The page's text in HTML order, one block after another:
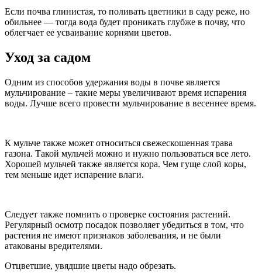
Если почва глинистая, то поливать цветники в саду реже, но
обильнее — тогда вода будет проникать глубже в почву, что
облегчает ее усваивание корнями цветов.
Уход за садом
Одним из способов удержания воды в почве является
мульчирование – такие меры увеличивают время испарения
воды. Лучше всего провести мульчирование в весеннее время.
К мульче также может относиться свежескошенная трава
газона. Такой мульчей можно и нужно пользоваться все лето.
Хорошей мульчей также является кора. Чем гуще слой коры,
тем меньше идет испарение влаги.
Следует также помнить о проверке состояния растений.
Регулярный осмотр посадок позволяет убедиться в том, что
растения не имеют признаков заболевания, и не были
атакованы вредителями.
Отцветшие, увядшие цветы надо обрезать.